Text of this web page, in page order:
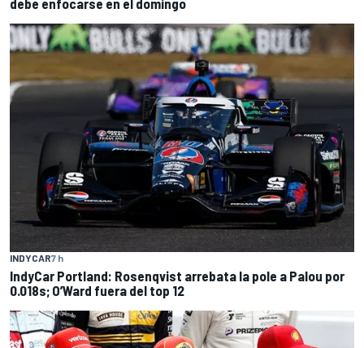
INDYCAR7 h
IndyCar Portland: Rosenqvist arrebata la pole a Palou por
0.018s; O’Ward fuera del top 12